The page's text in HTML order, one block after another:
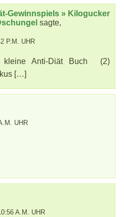
Gewinnspiels » Kilogucker
sagte,
P.M. UHR
kleine Anti-Diät Buch (2)
[…]
UHR
A.M. UHR